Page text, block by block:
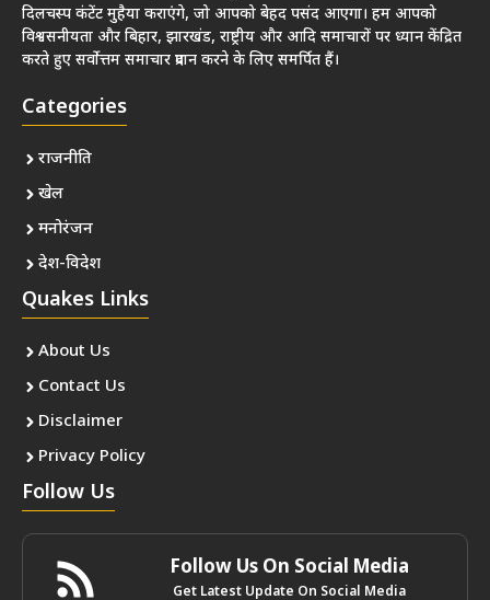
दिलचस्प कंटेंट मुहैया कराएंगे, जो आपको बेहद पसंद आएगा। हम आपको
विश्वसनीयता और बिहार, झारखंड, राष्ट्रीय और आदि समाचारों पर ध्यान केंद्रित
करते हुए सर्वोत्तम समाचार प्रदान करने के लिए समर्पित हैं।
Categories
राजनीति
खेल
मनोरंजन
देश-विदेश
Quakes Links
About Us
Contact Us
Disclaimer
Privacy Policy
Follow Us
Follow Us On Social Media
Get Latest Update On Social Media